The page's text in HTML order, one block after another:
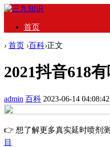
首页
› 首页 ›百科›正文
2021抖音618
admin 百科 2023-06-14 04:08:42
👉 想了解更多真实延时喷剂
目